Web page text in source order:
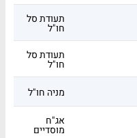
תעודת סל
חו"ל
תעודת סל
חו"ל
מניה חו"ל
אג"ח
מוסדיים